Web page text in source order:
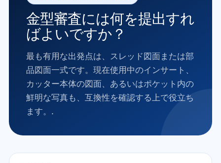
金型審査には何を提出すれ
ばよいですか？
最も有用な出発点は、スレッド図面または部
品図面一式です。現在使用中のインサート、
カッター本体の図面、あるいはポケット内の
鮮明な写真も、互換性を確認する上で役立ち
ます。.